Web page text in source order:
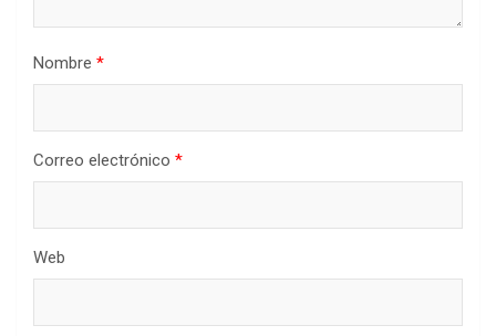
Nombre *
Correo electrónico *
Web